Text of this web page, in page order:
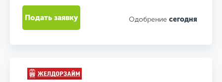
Одобрение сегодня
Подать заявку